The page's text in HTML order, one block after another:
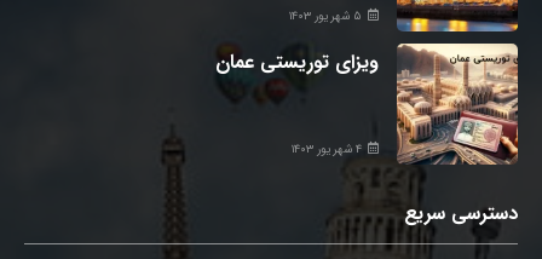
۵ شهریور ۱۴۰۳
ویزای توریستی عمان
۴ شهریور ۱۴۰۳
دسترسی سریع